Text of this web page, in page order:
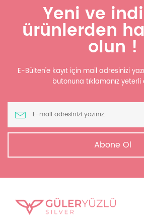
Yeni ve
ürünlerden
olun !
E-Bülten'e kayıt için mail adresinizi
butonuna tıklamanız yeterli
Abone Ol